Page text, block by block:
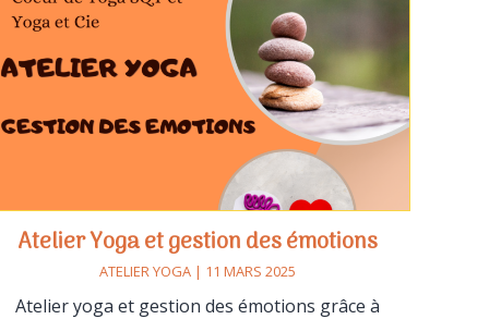
Atelier Yoga et gestion des émotions
ATELIER YOGA | 11 MARS 2025
Atelier yoga et gestion des émotions grâce à